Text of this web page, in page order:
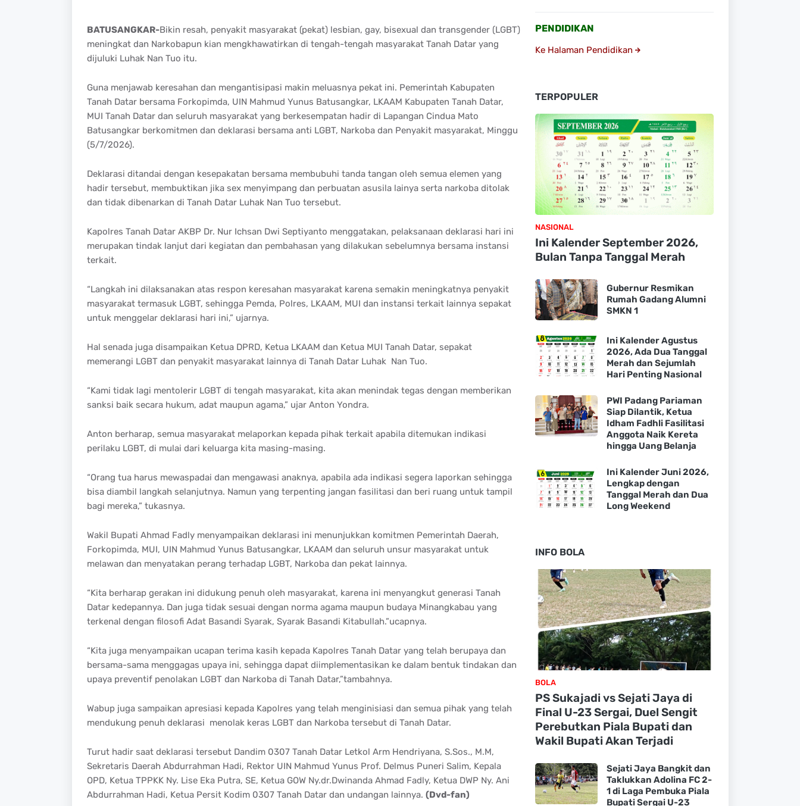
BATUSANGKAR-Bikin resah, penyakit masyarakat (pekat) lesbian, gay, bisexual dan transgender (LGBT)
meningkat dan Narkobapun kian mengkhawatirkan di tengah-tengah masyarakat Tanah Datar yang
dijuluki Luhak Nan Tuo itu.
Guna menjawab keresahan dan mengantisipasi makin meluasnya pekat ini. Pemerintah Kabupaten
Tanah Datar bersama Forkopimda, UIN Mahmud Yunus Batusangkar, LKAAM Kabupaten Tanah Datar,
MUI Tanah Datar dan seluruh masyarakat yang berkesempatan hadir di Lapangan Cindua Mato
Batusangkar berkomitmen dan deklarasi bersama anti LGBT, Narkoba dan Penyakit masyarakat, Minggu
(5/7/2026).
Deklarasi ditandai dengan kesepakatan bersama membubuhi tanda tangan oleh semua elemen yang
hadir tersebut, membuktikan jika sex menyimpang dan perbuatan asusila lainya serta narkoba ditolak
dan tidak dibenarkan di Tanah Datar Luhak Nan Tuo tersebut.
Kapolres Tanah Datar AKBP Dr. Nur Ichsan Dwi Septiyanto menggatakan, pelaksanaan deklarasi hari ini
merupakan tindak lanjut dari kegiatan dan pembahasan yang dilakukan sebelumnya bersama instansi
terkait.
“Langkah ini dilaksanakan atas respon keresahan masyarakat karena semakin meningkatnya penyakit
masyarakat termasuk LGBT, sehingga Pemda, Polres, LKAAM, MUI dan instansi terkait lainnya sepakat
untuk menggelar deklarasi hari ini,” ujarnya.
Hal senada juga disampaikan Ketua DPRD, Ketua LKAAM dan Ketua MUI Tanah Datar, sepakat
memerangi LGBT dan penyakit masyarakat lainnya di Tanah Datar Luhak Nan Tuo.
“Kami tidak lagi mentolerir LGBT di tengah masyarakat, kita akan menindak tegas dengan memberikan
sanksi baik secara hukum, adat maupun agama,” ujar Anton Yondra.
Anton berharap, semua masyarakat melaporkan kepada pihak terkait apabila ditemukan indikasi
perilaku LGBT, di mulai dari keluarga kita masing-masing.
“Orang tua harus mewaspadai dan mengawasi anaknya, apabila ada indikasi segera laporkan sehingga
bisa diambil langkah selanjutnya. Namun yang terpenting jangan fasilitasi dan beri ruang untuk tampil
bagi mereka,” tukasnya.
Wakil Bupati Ahmad Fadly menyampaikan deklarasi ini menunjukkan komitmen Pemerintah Daerah,
Forkopimda, MUI, UIN Mahmud Yunus Batusangkar, LKAAM dan seluruh unsur masyarakat untuk
melawan dan menyatakan perang terhadap LGBT, Narkoba dan pekat lainnya.
“Kita berharap gerakan ini didukung penuh oleh masyarakat, karena ini menyangkut generasi Tanah
Datar kedepannya. Dan juga tidak sesuai dengan norma agama maupun budaya Minangkabau yang
terkenal dengan filosofi Adat Basandi Syarak, Syarak Basandi Kitabullah.”ucapnya.
“Kita juga menyampaikan ucapan terima kasih kepada Kapolres Tanah Datar yang telah berupaya dan
bersama-sama menggagas upaya ini, sehingga dapat diimplementasikan ke dalam bentuk tindakan dan
upaya preventif penolakan LGBT dan Narkoba di Tanah Datar,”tambahnya.
Wabup juga sampaikan apresiasi kepada Kapolres yang telah menginisiasi dan semua pihak yang telah
mendukung penuh deklarasi menolak keras LGBT dan Narkoba tersebut di Tanah Datar.
Turut hadir saat deklarasi tersebut Dandim 0307 Tanah Datar Letkol Arm Hendriyana, S.Sos., M.M,
Sekretaris Daerah Abdurrahman Hadi, Rektor UIN Mahmud Yunus Prof. Delmus Puneri Salim, Kepala
OPD, Ketua TPPKK Ny. Lise Eka Putra, SE, Ketua GOW Ny.dr.Dwinanda Ahmad Fadly, Ketua DWP Ny. Ani
Abdurrahman Hadi, Ketua Persit Kodim 0307 Tanah Datar dan undangan lainnya. (Dvd-fan)
PENDIDIKAN
Ke Halaman Pendidikan
TERPOPULER
NASIONAL
Ini Kalender September 2026,
Bulan Tanpa Tanggal Merah
Gubernur Resmikan
Rumah Gadang Alumni
SMKN 1
Ini Kalender Agustus
2026, Ada Dua Tanggal
Merah dan Sejumlah
Hari Penting Nasional
PWI Padang Pariaman
Siap Dilantik, Ketua
Idham Fadhli Fasilitasi
Anggota Naik Kereta
hingga Uang Belanja
Ini Kalender Juni 2026,
Lengkap dengan
Tanggal Merah dan Dua
Long Weekend
INFO BOLA
BOLA
PS Sukajadi vs Sejati Jaya di
Final U-23 Sergai, Duel Sengit
Perebutkan Piala Bupati dan
Wakil Bupati Akan Terjadi
Sejati Jaya Bangkit dan
Taklukkan Adolina FC 2-
1 di Laga Pembuka Piala
Bupati Sergai U-23